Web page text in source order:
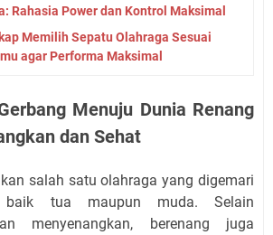
Rahasia Power dan Kontrol Maksimal
Memilih Sepatu Olahraga Sesuai
agar Performa Maksimal
Menuju Dunia Renang
dan Sehat
salah satu olahraga yang digemari
baik tua maupun muda. Selain
menyenangkan, berenang juga